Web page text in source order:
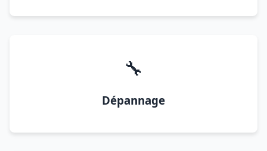
🔧
Dépannage